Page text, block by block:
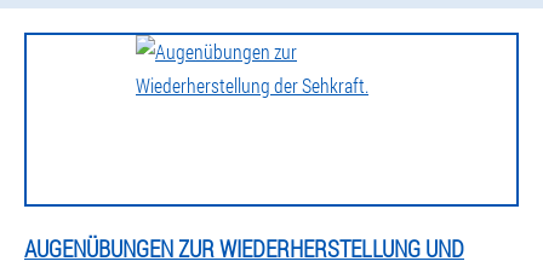
AUGENÜBUNGEN ZUR WIEDERHERSTELLUNG UND